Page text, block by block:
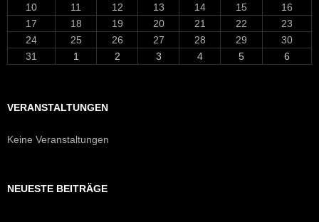
10
11 12 13 14 15
16
17
18 19 20 21 22
23
24
25 26 27 28 29
30
31
1 2 3 4 5 6
VERANSTALTUNGEN
Keine Veranstaltungen
NEUESTE BEITRÄGE